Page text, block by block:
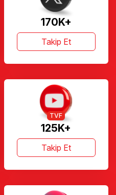
170K+
Takip Et
125K+
TVF
Takip Et